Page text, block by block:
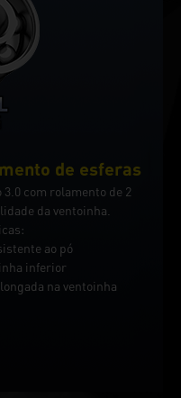
de esferas
com rolamento de 2
da ventoinha.
ao pó
inferior
na ventoinha